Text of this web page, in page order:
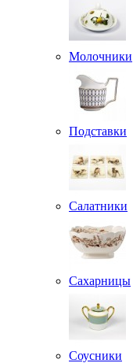
Молочники
Подставки
Салатники
Сахарницы
Соусники